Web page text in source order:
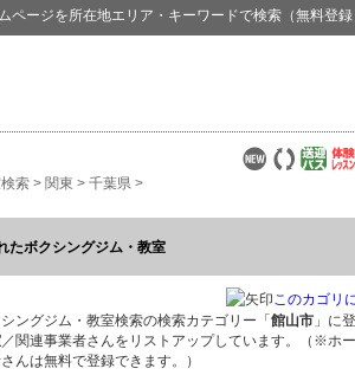
ページを所在地エリア・キーワードで検索（無料登録
索 > 関東 > 千葉県 >
たボクシングジム・教室
このカゴリ
ングジム・教室検索の検索カテゴリー「 館山市 」に
／関連事業者さんをリストアップしています。（※ホ
んは無料で登録できます。）